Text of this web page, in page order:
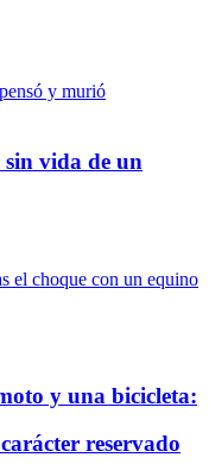
vida de un
y una bicicleta:
reservado